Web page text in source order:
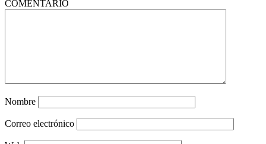
COMENTARIO
Nombre
Correo electrónico